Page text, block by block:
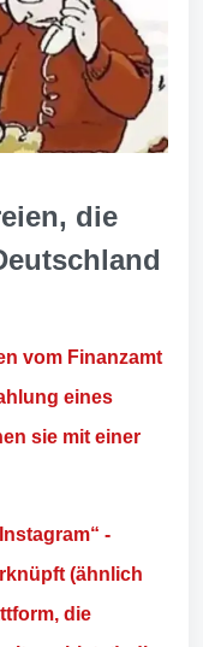
die
vom Finanzamt
eines
sie mit einer
-
(ähnlich
die